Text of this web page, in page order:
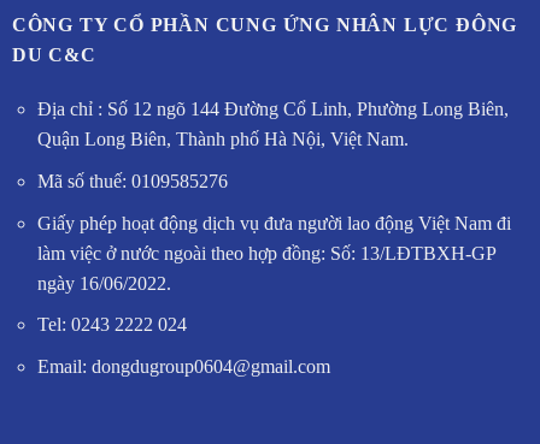
CÔNG TY CỔ PHẦN CUNG ỨNG NHÂN LỰC ĐÔNG
DU C&C
Địa chỉ : Số 12 ngõ 144 Đường Cổ Linh, Phường Long Biên,
Quận Long Biên, Thành phố Hà Nội, Việt Nam.
Mã số thuế: 0109585276
Giấy phép hoạt động dịch vụ đưa người lao động Việt Nam đi
làm việc ở nước ngoài theo hợp đồng: Số: 13/LĐTBXH-GP
ngày 16/06/2022.
Tel: 0243 2222 024
Email: dongdugroup0604@gmail.com